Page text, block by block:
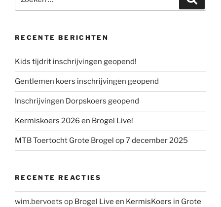
naar:
RECENTE BERICHTEN
Kids tijdrit inschrijvingen geopend!
Gentlemen koers inschrijvingen geopend
Inschrijvingen Dorpskoers geopend
Kermiskoers 2026 en Brogel Live!
MTB Toertocht Grote Brogel op 7 december 2025
RECENTE REACTIES
wim.bervoets op Brogel Live en KermisKoers in Grote